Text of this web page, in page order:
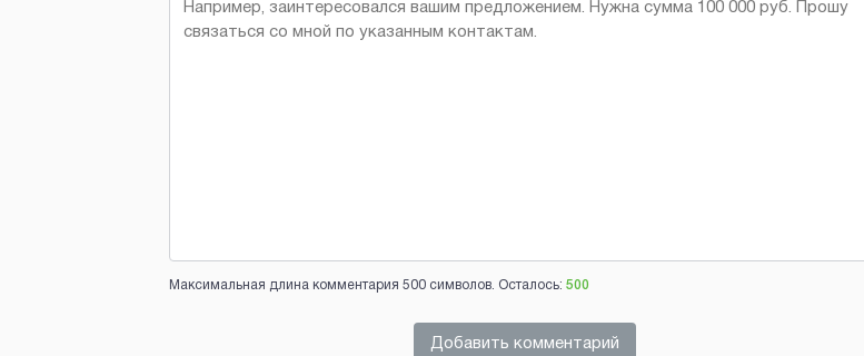
Максимальная длина комментария 500 символов. Осталось: 500
Добавить комментарий